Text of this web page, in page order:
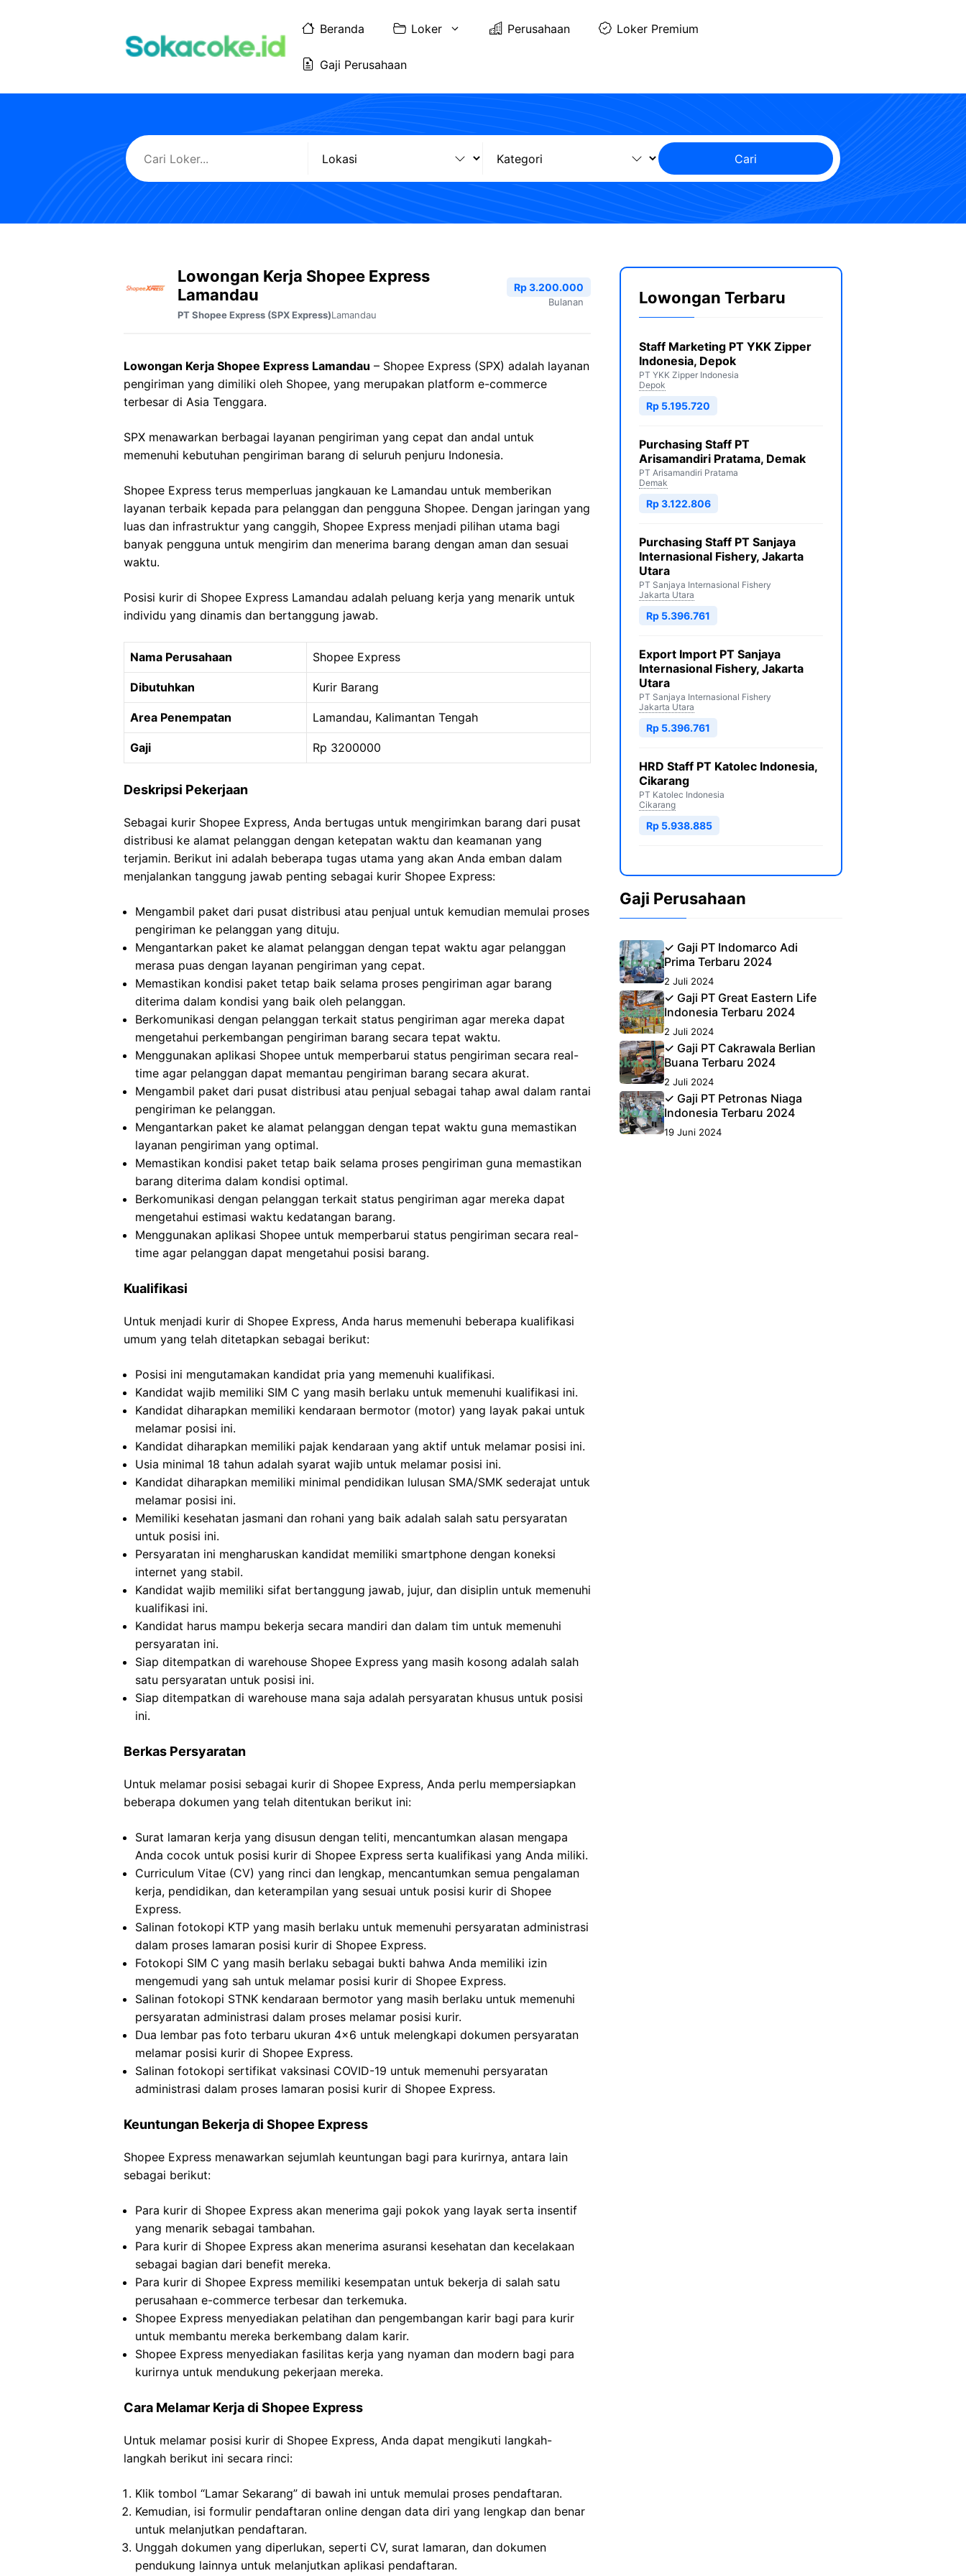
Beranda Loker Perusahaan Loker Premium
Gaji Perusahaan
Cari
Lowongan Kerja Shopee Express
Lamandau
PT Shopee Express (SPX Express)Lamandau
Rp 3.200.000
Bulanan
Lowongan Kerja Shopee Express Lamandau – Shopee Express (SPX) adalah layanan
pengiriman yang dimiliki oleh Shopee, yang merupakan platform e-commerce
terbesar di Asia Tenggara.
SPX menawarkan berbagai layanan pengiriman yang cepat dan andal untuk
memenuhi kebutuhan pengiriman barang di seluruh penjuru Indonesia.
Shopee Express terus memperluas jangkauan ke Lamandau untuk memberikan
layanan terbaik kepada para pelanggan dan pengguna Shopee. Dengan jaringan yang
luas dan infrastruktur yang canggih, Shopee Express menjadi pilihan utama bagi
banyak pengguna untuk mengirim dan menerima barang dengan aman dan sesuai
waktu.
Posisi kurir di Shopee Express Lamandau adalah peluang kerja yang menarik untuk
individu yang dinamis dan bertanggung jawab.
Nama Perusahaan Shopee Express
Dibutuhkan Kurir Barang
Area Penempatan Lamandau, Kalimantan Tengah
Gaji Rp 3200000
Deskripsi Pekerjaan
Sebagai kurir Shopee Express, Anda bertugas untuk mengirimkan barang dari pusat
distribusi ke alamat pelanggan dengan ketepatan waktu dan keamanan yang
terjamin. Berikut ini adalah beberapa tugas utama yang akan Anda emban dalam
menjalankan tanggung jawab penting sebagai kurir Shopee Express:
Mengambil paket dari pusat distribusi atau penjual untuk kemudian memulai proses
pengiriman ke pelanggan yang dituju.
Mengantarkan paket ke alamat pelanggan dengan tepat waktu agar pelanggan
merasa puas dengan layanan pengiriman yang cepat.
Memastikan kondisi paket tetap baik selama proses pengiriman agar barang
diterima dalam kondisi yang baik oleh pelanggan.
Berkomunikasi dengan pelanggan terkait status pengiriman agar mereka dapat
mengetahui perkembangan pengiriman barang secara tepat waktu.
Menggunakan aplikasi Shopee untuk memperbarui status pengiriman secara real-
time agar pelanggan dapat memantau pengiriman barang secara akurat.
Mengambil paket dari pusat distribusi atau penjual sebagai tahap awal dalam rantai
pengiriman ke pelanggan.
Mengantarkan paket ke alamat pelanggan dengan tepat waktu guna memastikan
layanan pengiriman yang optimal.
Memastikan kondisi paket tetap baik selama proses pengiriman guna memastikan
barang diterima dalam kondisi optimal.
Berkomunikasi dengan pelanggan terkait status pengiriman agar mereka dapat
mengetahui estimasi waktu kedatangan barang.
Menggunakan aplikasi Shopee untuk memperbarui status pengiriman secara real-
time agar pelanggan dapat mengetahui posisi barang.
Kualifikasi
Untuk menjadi kurir di Shopee Express, Anda harus memenuhi beberapa kualifikasi
umum yang telah ditetapkan sebagai berikut:
Posisi ini mengutamakan kandidat pria yang memenuhi kualifikasi.
Kandidat wajib memiliki SIM C yang masih berlaku untuk memenuhi kualifikasi ini.
Kandidat diharapkan memiliki kendaraan bermotor (motor) yang layak pakai untuk
melamar posisi ini.
Kandidat diharapkan memiliki pajak kendaraan yang aktif untuk melamar posisi ini.
Usia minimal 18 tahun adalah syarat wajib untuk melamar posisi ini.
Kandidat diharapkan memiliki minimal pendidikan lulusan SMA/SMK sederajat untuk
melamar posisi ini.
Memiliki kesehatan jasmani dan rohani yang baik adalah salah satu persyaratan
untuk posisi ini.
Persyaratan ini mengharuskan kandidat memiliki smartphone dengan koneksi
internet yang stabil.
Kandidat wajib memiliki sifat bertanggung jawab, jujur, dan disiplin untuk memenuhi
kualifikasi ini.
Kandidat harus mampu bekerja secara mandiri dan dalam tim untuk memenuhi
persyaratan ini.
Siap ditempatkan di warehouse Shopee Express yang masih kosong adalah salah
satu persyaratan untuk posisi ini.
Siap ditempatkan di warehouse mana saja adalah persyaratan khusus untuk posisi
ini.
Berkas Persyaratan
Untuk melamar posisi sebagai kurir di Shopee Express, Anda perlu mempersiapkan
beberapa dokumen yang telah ditentukan berikut ini:
Surat lamaran kerja yang disusun dengan teliti, mencantumkan alasan mengapa
Anda cocok untuk posisi kurir di Shopee Express serta kualifikasi yang Anda miliki.
Curriculum Vitae (CV) yang rinci dan lengkap, mencantumkan semua pengalaman
kerja, pendidikan, dan keterampilan yang sesuai untuk posisi kurir di Shopee
Express.
Salinan fotokopi KTP yang masih berlaku untuk memenuhi persyaratan administrasi
dalam proses lamaran posisi kurir di Shopee Express.
Fotokopi SIM C yang masih berlaku sebagai bukti bahwa Anda memiliki izin
mengemudi yang sah untuk melamar posisi kurir di Shopee Express.
Salinan fotokopi STNK kendaraan bermotor yang masih berlaku untuk memenuhi
persyaratan administrasi dalam proses melamar posisi kurir.
Dua lembar pas foto terbaru ukuran 4×6 untuk melengkapi dokumen persyaratan
melamar posisi kurir di Shopee Express.
Salinan fotokopi sertifikat vaksinasi COVID-19 untuk memenuhi persyaratan
administrasi dalam proses lamaran posisi kurir di Shopee Express.
Keuntungan Bekerja di Shopee Express
Shopee Express menawarkan sejumlah keuntungan bagi para kurirnya, antara lain
sebagai berikut:
Para kurir di Shopee Express akan menerima gaji pokok yang layak serta insentif
yang menarik sebagai tambahan.
Para kurir di Shopee Express akan menerima asuransi kesehatan dan kecelakaan
sebagai bagian dari benefit mereka.
Para kurir di Shopee Express memiliki kesempatan untuk bekerja di salah satu
perusahaan e-commerce terbesar dan terkemuka.
Shopee Express menyediakan pelatihan dan pengembangan karir bagi para kurir
untuk membantu mereka berkembang dalam karir.
Shopee Express menyediakan fasilitas kerja yang nyaman dan modern bagi para
kurirnya untuk mendukung pekerjaan mereka.
Cara Melamar Kerja di Shopee Express
Untuk melamar posisi kurir di Shopee Express, Anda dapat mengikuti langkah-
langkah berikut ini secara rinci:
Klik tombol “Lamar Sekarang” di bawah ini untuk memulai proses pendaftaran.
Kemudian, isi formulir pendaftaran online dengan data diri yang lengkap dan benar
untuk melanjutkan pendaftaran.
Unggah dokumen yang diperlukan, seperti CV, surat lamaran, dan dokumen
pendukung lainnya untuk melanjutkan aplikasi pendaftaran.
Lowongan Terbaru
Staff Marketing PT YKK Zipper
Indonesia, Depok
PT YKK Zipper Indonesia
Depok
Rp 5.195.720
Purchasing Staff PT
Arisamandiri Pratama, Demak
PT Arisamandiri Pratama
Demak
Rp 3.122.806
Purchasing Staff PT Sanjaya
Internasional Fishery, Jakarta
Utara
PT Sanjaya Internasional Fishery
Jakarta Utara
Rp 5.396.761
Export Import PT Sanjaya
Internasional Fishery, Jakarta
Utara
PT Sanjaya Internasional Fishery
Jakarta Utara
Rp 5.396.761
HRD Staff PT Katolec Indonesia,
Cikarang
PT Katolec Indonesia
Cikarang
Rp 5.938.885
Gaji Perusahaan
✓ Gaji PT Indomarco Adi
Prima Terbaru 2024
2 Juli 2024
✓ Gaji PT Great Eastern Life
Indonesia Terbaru 2024
2 Juli 2024
✓ Gaji PT Cakrawala Berlian
Buana Terbaru 2024
2 Juli 2024
✓ Gaji PT Petronas Niaga
Indonesia Terbaru 2024
19 Juni 2024